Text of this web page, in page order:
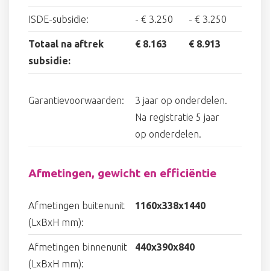
ISDE-subsidie: - € 3.250 - € 3.250
Totaal na aftrek
subsidie:
€ 8.163 € 8.913
Garantievoorwaarden:
3 jaar op onderdelen.
Na registratie 5 jaar
op onderdelen.
Afmetingen, gewicht en efficiëntie
Afmetingen buitenunit
(LxBxH mm):
1160x338x1440
Afmetingen binnenunit
(LxBxH mm):
440x390x840